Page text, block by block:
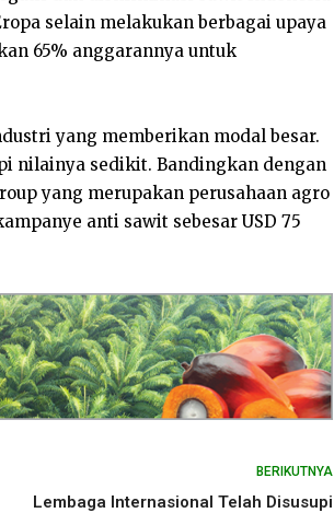
selain melakukan berbagai upaya
65% anggarannya untuk
yang memberikan modal besar.
nilainya sedikit. Bandingkan dengan
yang merupakan perusahaan agro
anti sawit sebesar USD 75
BERIKUTNYA
Lembaga Internasional Telah Disusupi